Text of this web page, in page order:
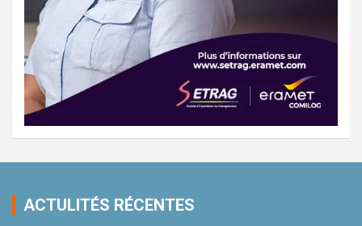
ACTULITÉS RÉCENTES